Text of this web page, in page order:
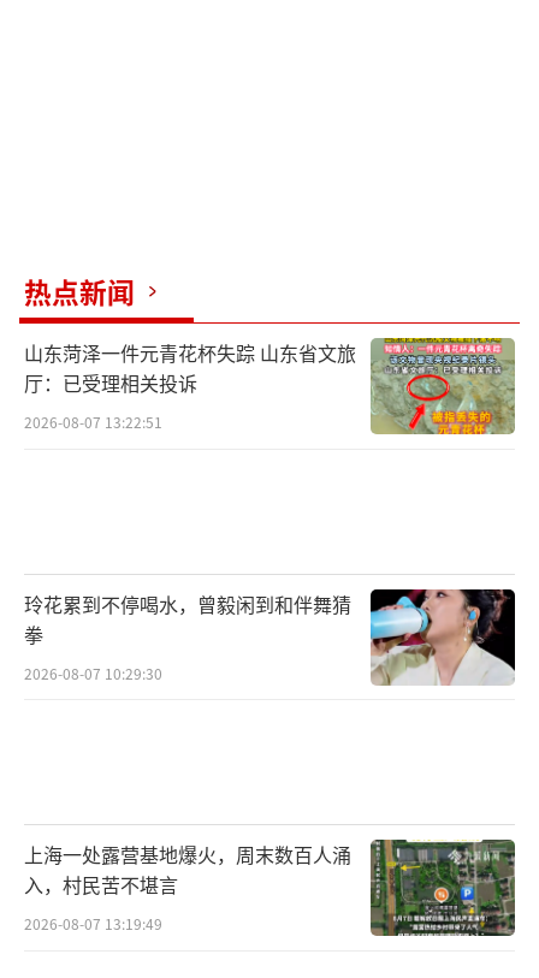
热点新闻
山东菏泽一件元青花杯失踪 山东省文旅
厅：已受理相关投诉
2026-08-07 13:22:51
玲花累到不停喝水，曾毅闲到和伴舞猜
拳
2026-08-07 10:29:30
上海一处露营基地爆火，周末数百人涌
入，村民苦不堪言
2026-08-07 13:19:49